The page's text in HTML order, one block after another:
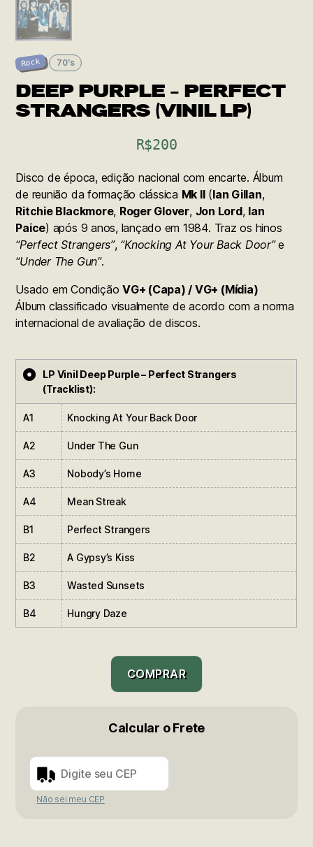
Rock 70's
DEEP PURPLE – PERFECT
STRANGERS (VINIL LP)
R$200
Disco de época, edição nacional com encarte. Álbum
de reunião da formação clássica Mk II(Ian Gillan,
Ritchie Blackmore, Roger Glover, Jon Lord, Ian
Paice) após 9 anos, lançado em 1984. Traz os hinos
“Perfect Strangers”, “Knocking At Your Back Door”e
“Under The Gun”.
Usado em CondiçãoVG+ (Capa) / VG+ (Mídia)
Álbum classificado visualmente de acordo com a norma
internacional de avaliação de discos.
LP Vinil Deep Purple – Perfect Strangers
(Tracklist):
A1 Knocking At Your Back Door
A2 Under The Gun
A3 Nobody’s Home
A4 Mean Streak
B1 Perfect Strangers
B2 A Gypsy’s Kiss
B3 Wasted Sunsets
B4 Hungry Daze
COMPRAR
Calcular o Frete
Não sei meu CEP